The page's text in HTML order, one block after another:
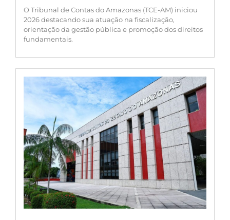
O Tribunal de Contas do Amazonas (TCE-AM) iniciou
2026 destacando sua atuação na fiscalização,
orientação da gestão pública e promoção dos direitos
fundamentais.